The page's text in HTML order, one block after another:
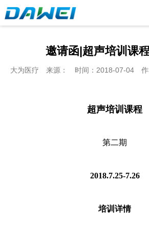
邀请函|超声培训课
大为医疗 来源： 时间：2018-07-04
超声培训课程
第二期
2018.7.25-7.26
培训详情